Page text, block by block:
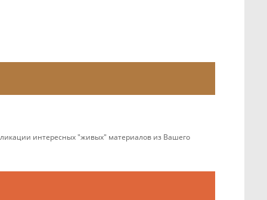
интересных "живых" материалов из Вашего